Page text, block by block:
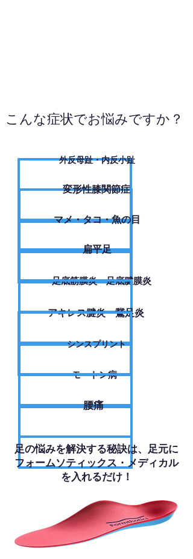
こんな症状でお悩みですか？
外反母趾・内反小趾
変形性膝関節症
​マメ・タコ・魚の目
扁平足
足底筋膜炎・足底腱膜炎
アキレス腱炎・鵞足炎
シンスプリント
モートン病
腰痛
足の悩みを解決する秘訣は、足元に
フォームソティックス・メディカル
を入れるだけ！